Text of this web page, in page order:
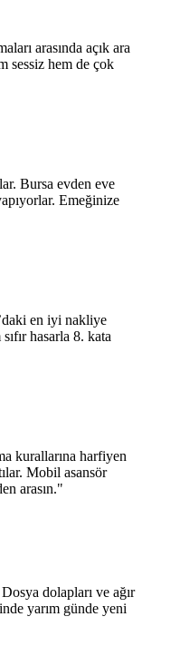
arasında açık ara
sessiz hem de çok
Bursa evden eve
Emeğinize
en iyi nakliye
hasarla 8. kata
kurallarına harfiyen
Mobil asansör
arasın."
dolapları ve ağır
yarım günde yeni